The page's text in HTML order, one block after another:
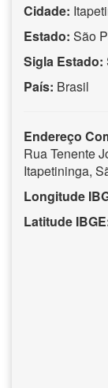
Cidade:
Estado: São
Sigla Estado:
País: Brasil
Endereço
Rua Tenente
Itapetininga,
Longitude
Latitude